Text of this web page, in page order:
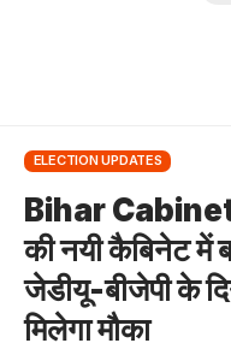
ELECTION UPDATES
Bihar Cabinet
की नयी कैबिनेट
जेडीयू-बीजेपी के
मिलेगा मौका